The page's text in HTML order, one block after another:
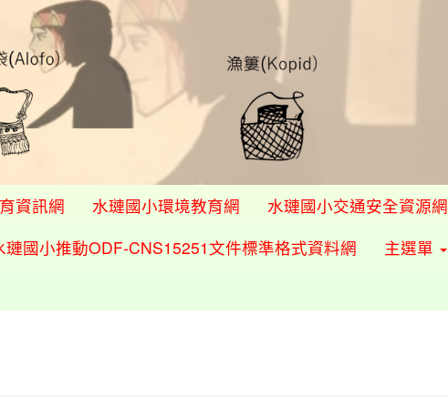
資訊網 水璉國小環境教育網
水璉國小交通安全資源網
璉國小推動ODF-CNS15251文件標準格式資料網
主選單